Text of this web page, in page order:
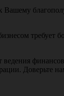
Вашему
требует
Доверьте